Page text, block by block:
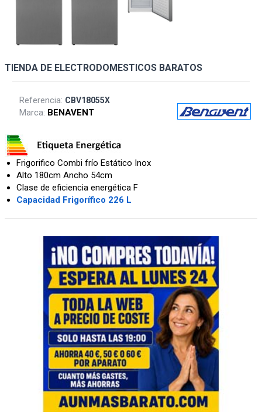
TIENDA DE ELECTRODOMESTICOS BARATOS
Referencia: CBV18055X
Marca: BENAVENT
Frigorifico Combi frío Estático Inox
Alto 180cm Ancho 54cm
Clase de eficiencia energética F
Capacidad Frigorífico 226 L